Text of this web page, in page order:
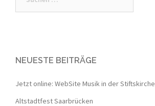
nach:
NEUESTE BEITRÄGE
Jetzt online: WebSite Musik in der Stiftskirche
Altstadtfest Saarbrücken